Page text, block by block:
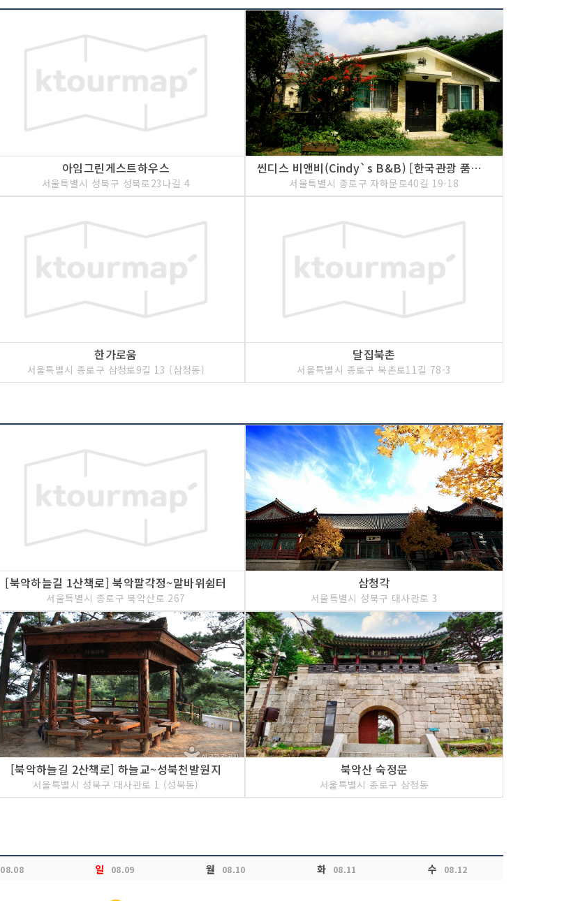
정문에 이른다. 중앙고등학교는 1908년 기호지방의 우국지사들에 의해 설
립된 기호학교(畿湖學校)가 1910년 9월 흥사단에서 설립한 융희학교(隆熙
學校)를 합병하여 설립된 학교이다. 또한, 우국지사들에 의하여 설립된 호남
(湖南), 교남(嶠南), 관동(關東) 등의 학회가 운영난에 빠지자, 1910년 11
월 모두 통합하여 중앙학교로 학교 이름을 개칭하였다.
경복궁의 동쪽 방면에 있다 해서 '동궐'이라고도 했다. 금천교가 세워지고(1
411) 돈화문이 건립되는가 하면(1412) 조선 제 9대 성종 때부터는 여러 임
금들이 여기서 지내 본궁역할을 하는 궁궐이 됐다. 임진왜란 때에는 창덕궁
은 불에 타고 만다. 선조가 의주로 피난을 가자 이에 화가 난 백성들이 궁궐
을 방화한 것이다. 1611년 광해군에 의해 다시 지어진 궁은 자연과 인공의
낙선재 등 많은 문화재가 곳곳에 있어 눈길을 끈다.
전신이다. 이후 성종 임금대로 와서 세조의 비 정희왕후, 덕종의 비소혜왕후,
예종의 비 안순왕후를 모시기 위해 명정전, 문정전, 통명전을 짓고 창경궁이
라 명명했다. 창경궁에는 아픈 사연이 많다. 임진왜란 때 전소된 적이 있고
이괄의 난이나 병자호란 때에도 화를 입었다. 숙종 때의 인현왕후와 장희빈,
영조 때 뒤주에 갇혀 죽임을 당한 사도세자의 이야기 등이 창경궁 뜰에 묻혀
있다.
<<코스 설명>>
성균관대학교 내 600주년 기념관 지하 1층에 위치하고 있는 성균관대학교
박물관은 조선시대 유교문화의 전반을 관찰할 수 있는 유물들을 중심으로 하
여 선사·고대에서 근·현대 까지의 문화예술품을 전시하고 있다. 전시실은 유
교문화실, 서화실, 도자실, 문묘제례악기실로 이루어진 상설전시실과 기획전
시실로 크게 나누어져 있다. 상설전시실은 유교문화를 생생하게 체험할 수
있는 공간이며, 기획전시실은 성균관대학교 박물관만이 소장하고 있는 귀중
한 자료들을 연구, 정리하여 공개하고 있다.
아임그린게스트하우스
서울특별시 성북구 성북로23나길 4
씬디스 비앤비(Cindy`s B&B) [한국관광 품질인증/Korea Quality]
서울특별시 종로구 자하문로40길 19-18
한가로움
서울특별시 종로구 삼청로9길 13 (삼청동)
달집북촌
서울특별시 종로구 북촌로11길 78-3
[북악하늘길 1산책로] 북악팔각정~말바위쉼터
서울특별시 종로구 북악산로 267
삼청각
서울특별시 성북구 대사관로 3
[북악하늘길 2산책로] 하늘교~성북천발원지
서울특별시 성북구 대사관로 1 (성북동)
북악산 숙정문
서울특별시 종로구 삼청동
08.08 일 08.09 월 08.10 화 08.11 수 08.12
Loading...